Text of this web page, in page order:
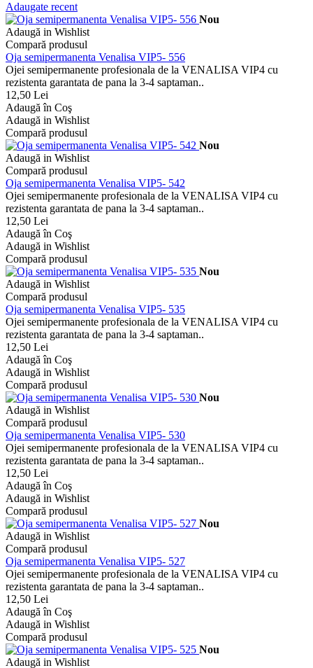
Adaugate recent
Nou
Adaugă in Wishlist
Compară produsul
Oja semipermanenta Venalisa VIP5- 556
Ojei semipermanente profesionala de la VENALISA VIP4 cu
rezistenta garantata de pana la 3-4 saptaman..
12,50 Lei
Adaugă în Coş
Adaugă in Wishlist
Compară produsul
Nou
Adaugă in Wishlist
Compară produsul
Oja semipermanenta Venalisa VIP5- 542
Ojei semipermanente profesionala de la VENALISA VIP4 cu
rezistenta garantata de pana la 3-4 saptaman..
12,50 Lei
Adaugă în Coş
Adaugă in Wishlist
Compară produsul
Nou
Adaugă in Wishlist
Compară produsul
Oja semipermanenta Venalisa VIP5- 535
Ojei semipermanente profesionala de la VENALISA VIP4 cu
rezistenta garantata de pana la 3-4 saptaman..
12,50 Lei
Adaugă în Coş
Adaugă in Wishlist
Compară produsul
Nou
Adaugă in Wishlist
Compară produsul
Oja semipermanenta Venalisa VIP5- 530
Ojei semipermanente profesionala de la VENALISA VIP4 cu
rezistenta garantata de pana la 3-4 saptaman..
12,50 Lei
Adaugă în Coş
Adaugă in Wishlist
Compară produsul
Nou
Adaugă in Wishlist
Compară produsul
Oja semipermanenta Venalisa VIP5- 527
Ojei semipermanente profesionala de la VENALISA VIP4 cu
rezistenta garantata de pana la 3-4 saptaman..
12,50 Lei
Adaugă în Coş
Adaugă in Wishlist
Compară produsul
Nou
Adaugă in Wishlist